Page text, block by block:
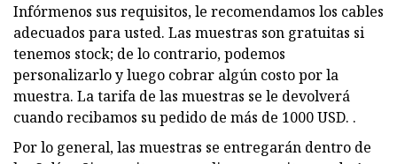
Infórmenos sus requisitos, le recomendamos los cables
adecuados para usted. Las muestras son gratuitas si
tenemos stock; de lo contrario, podemos
personalizarlo y luego cobrar algún costo por la
muestra. La tarifa de las muestras se le devolverá
cuando recibamos su pedido de más de 1000 USD. .
Por lo general, las muestras se entregarán dentro de